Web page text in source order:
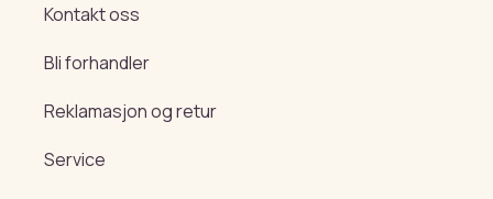
Kontakt oss
Bli forhandler
Reklamasjon og retur
Service